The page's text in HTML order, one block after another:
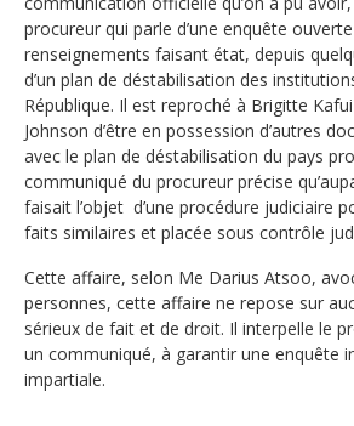
procureur qui parle d’une enquête
renseignements faisant état, depuis
d’un plan de déstabilisation des
République. Il est reproché à Brigitte
Johnson d’être en possession d’autres
avec le plan de déstabilisation du pays
communiqué du procureur précise
faisait l’objet d’une procédure judiciaire
faits similaires et placée sous contrôle
Cette affaire, selon Me Darius Atsoo,
personnes, cette affaire ne repose sur
sérieux de fait et de droit. Il interpelle le
un communiqué, à garantir une enquête
impartiale.